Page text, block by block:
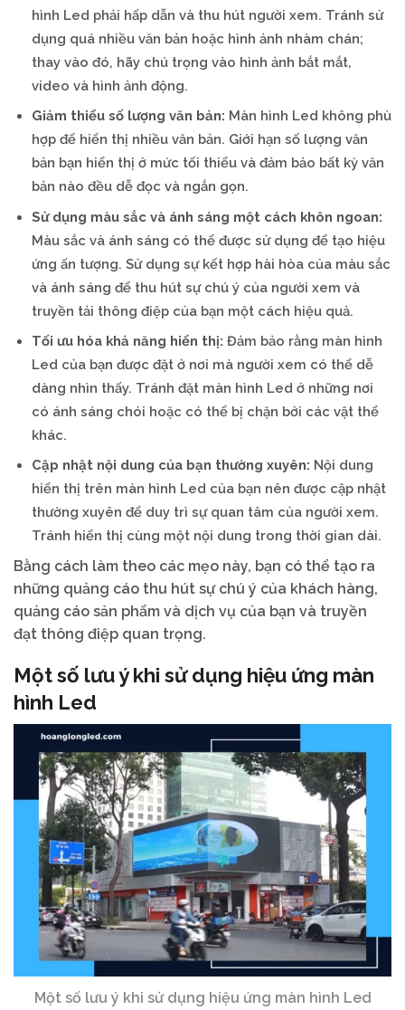
hình Led phải hấp dẫn và thu hút người xem. Tránh sử
dụng quá nhiều văn bản hoặc hình ảnh nhàm chán;
thay vào đó, hãy chú trọng vào hình ảnh bắt mắt,
video và hình ảnh động.
Giảm thiểu số lượng văn bản: Màn hình Led không phù
hợp để hiển thị nhiều văn bản. Giới hạn số lượng văn
bản bạn hiển thị ở mức tối thiểu và đảm bảo bất kỳ văn
bản nào đều dễ đọc và ngắn gọn.
Sử dụng màu sắc và ánh sáng một cách khôn ngoan:
Màu sắc và ánh sáng có thể được sử dụng để tạo hiệu
ứng ấn tượng. Sử dụng sự kết hợp hài hòa của màu sắc
và ánh sáng để thu hút sự chú ý của người xem và
truyền tải thông điệp của bạn một cách hiệu quả.
Tối ưu hóa khả năng hiển thị: Đảm bảo rằng màn hình
Led của bạn được đặt ở nơi mà người xem có thể dễ
dàng nhìn thấy. Tránh đặt màn hình Led ở những nơi
có ánh sáng chói hoặc có thể bị chặn bởi các vật thể
khác.
Cập nhật nội dung của bạn thường xuyên: Nội dung
hiển thị trên màn hình Led của bạn nên được cập nhật
thường xuyên để duy trì sự quan tâm của người xem.
Tránh hiển thị cùng một nội dung trong thời gian dài.
Bằng cách làm theo các mẹo này, bạn có thể tạo ra
những quảng cáo thu hút sự chú ý của khách hàng,
quảng cáo sản phẩm và dịch vụ của bạn và truyền
đạt thông điệp quan trọng.
Một số lưu ý khi sử dụng hiệu ứng màn
hình Led
Một số lưu ý khi sử dụng hiệu ứng màn hình Led